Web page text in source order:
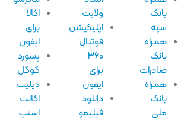
همراه
صادرات
همراه
ولایت
اپلیکیشن
فوتبال
ایفون
دانلود
فیلیمو
اکالا
ایفون
پسورد
گوگل
دیلیت
اکانت
اسنپ